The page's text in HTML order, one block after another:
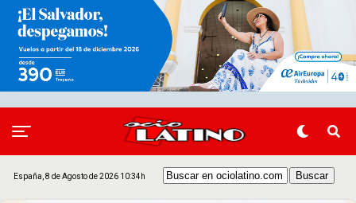
España, 8 de Agosto de 2026 10:34h